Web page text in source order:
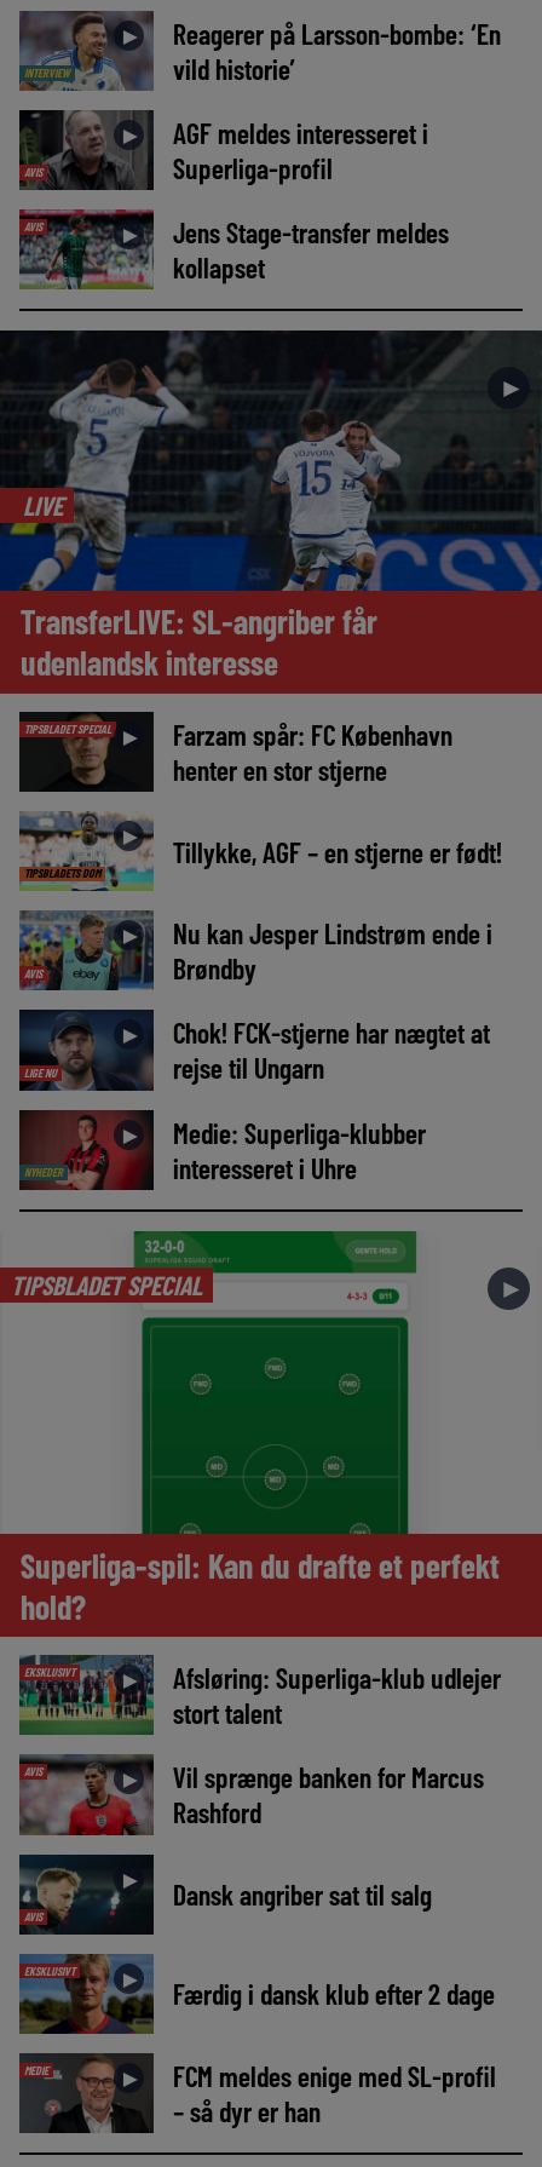
INTERVIEW
►
Reagerer på Larsson-bombe: ‘En
vild historie’
AVIS
►
AGF meldes interesseret i
Superliga-profil
AVIS ►
Jens Stage-transfer meldes
kollapset
►
LIVE
TransferLIVE: SL-angriber får
udenlandsk interesse
TIPSBLADET SPECIAL ►
Farzam spår: FC København
henter en stor stjerne
TIPSBLADETS DOM
► Tillykke, AGF – en stjerne er født!
AVIS
►
Nu kan Jesper Lindstrøm ende i
Brøndby
LIGE NU
►
Chok! FCK-stjerne har nægtet at
rejse til Ungarn
NYHEDER
►
Medie: Superliga-klubber
interesseret i Uhre
TIPSBLADET SPECIAL ►
Superliga-spil: Kan du drafte et perfekt
hold?
EKSKLUSIVT ►
Afsløring: Superliga-klub udlejer
stort talent
AVIS ►
Vil sprænge banken for Marcus
Rashford
AVIS
► Dansk angriber sat til salg
EKSKLUSIVT ► Færdig i dansk klub efter 2 dage
MEDIE ►
FCM meldes enige med SL-profil
– så dyr er han